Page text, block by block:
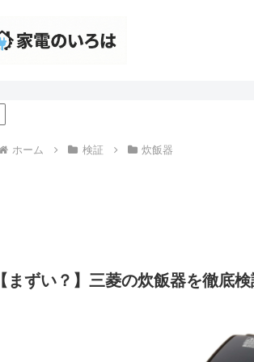
ホーム 検証 炊飯器
【まずい？】三菱の炊飯器を徹底